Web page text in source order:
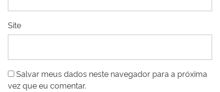
Site
Salvar meus dados neste navegador para a próxima
vez que eu comentar.